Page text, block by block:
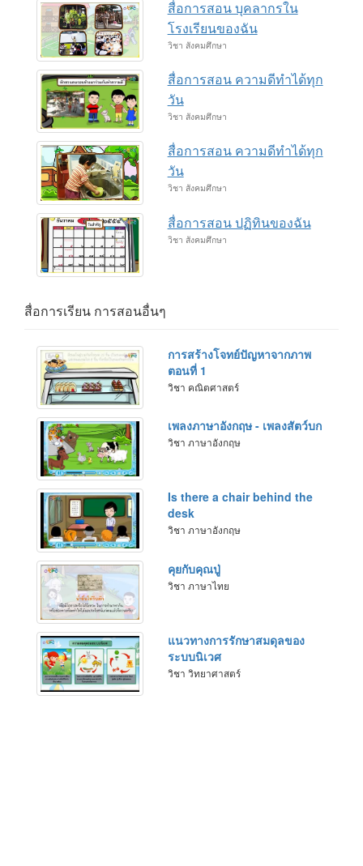
สื่อการสอน บุคลากรใน
โรงเรียนของฉัน
วิชา สังคมศึกษา
สื่อการสอน ความดีทำได้ทุก
วัน
วิชา สังคมศึกษา
สื่อการสอน ความดีทำได้ทุก
วัน
วิชา สังคมศึกษา
สื่อการสอน ปฏิทินของฉัน
วิชา สังคมศึกษา
สื่อการเรียน การสอนอื่นๆ
การสร้างโจทย์ปัญหาจากภาพ
ตอนที่ 1
วิชา คณิตศาสตร์
เพลงภาษาอังกฤษ - เพลงสัตว์บก
วิชา ภาษาอังกฤษ
Is there a chair behind the
desk
วิชา ภาษาอังกฤษ
คุยกับคุณปู่
วิชา ภาษาไทย
แนวทางการรักษาสมดุลของ
ระบบนิเวศ
วิชา วิทยาศาสตร์